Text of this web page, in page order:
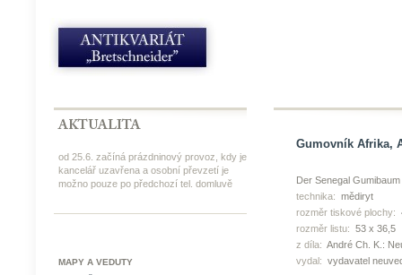
od 25.6. začíná prázdninový provoz, kdy je
kancelář uzavřena a osobní převzetí je
možno pouze po předchozí tel. domluvě
MAPY A VEDUTY
Gumovník Afrika,
Der Senegal
technika: mědiryt
rozměr tiskové plochy:
rozměr listu: 53 x 36,5
z díla: André Ch. K.:
vydal: vydavatel